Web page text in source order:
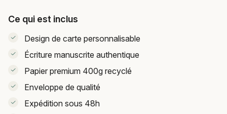
Ce qui est inclus
Design de carte personnalisable
Écriture manuscrite authentique
Papier premium 400g recyclé
Enveloppe de qualité
Expédition sous 48h